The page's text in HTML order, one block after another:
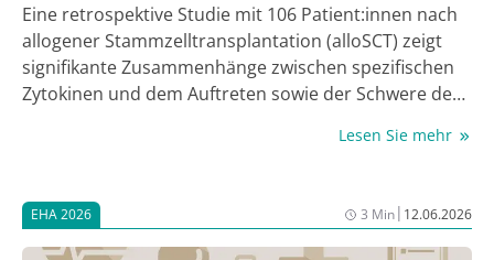
Eine retrospektive Studie mit 106 Patient:innen nach
allogener Stammzelltransplantation (alloSCT) zeigt
signifikante Zusammenhänge zwischen spezifischen
Zytokinen und dem Auftreten sowie der Schwere der
untersuchten Zeitpunkte [1].
Lesen Sie mehr
EHA 2026 3 Min| 12.06.2026